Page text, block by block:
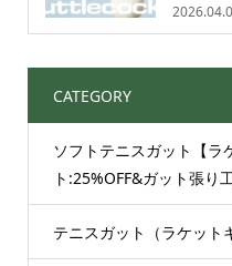
CATEGORY
ソフトテニスガット【ラ
ト:25%OFF&ガット張り
テニスガット（ラケット